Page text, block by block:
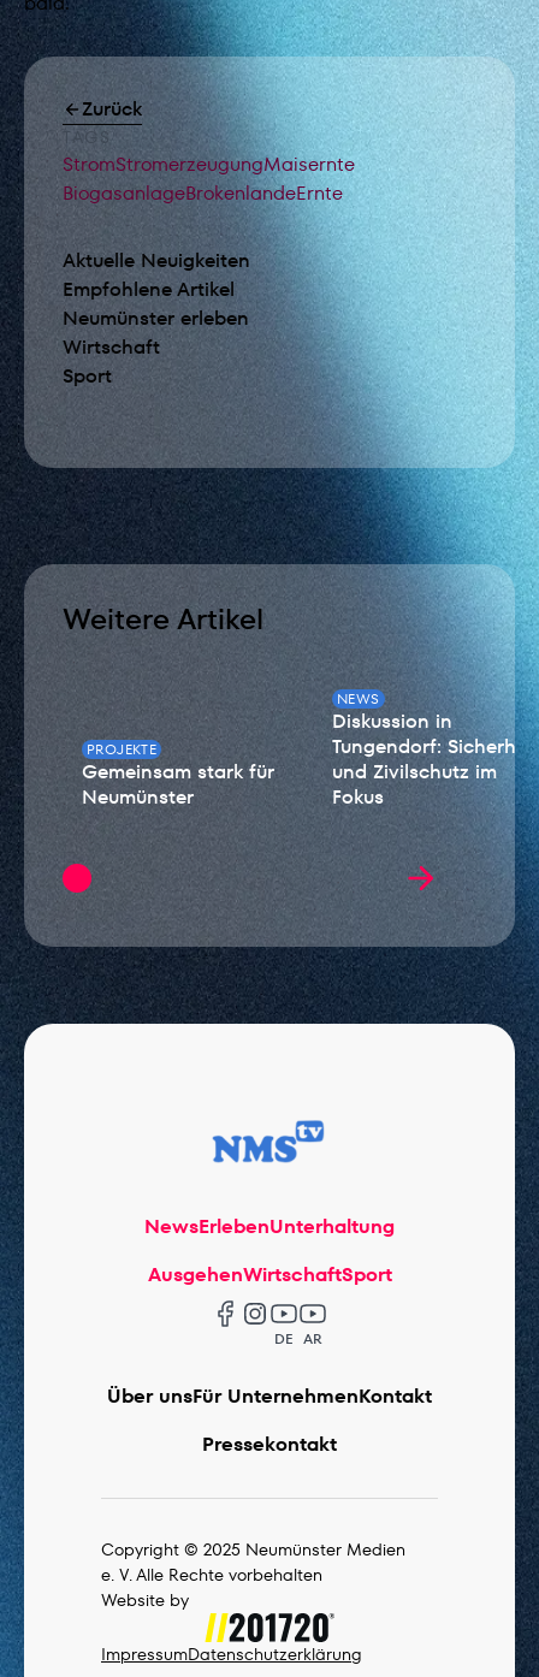
Zurück
TAGS
StromStromerzeugungMaisernte
BiogasanlageBrokenlandeErnte
Aktuelle Neuigkeiten
Empfohlene Artikel
Neumünster erleben
Wirtschaft
Sport
Weitere Artikel
PROJEKTE
Gemeinsam stark für
Neumünster
NEWS
Diskussion in
Tungendorf: Sicherheit
und Zivilschutz im
Fokus
NewsErlebenUnterhaltung
AusgehenWirtschaftSport
DE AR
Über unsFür UnternehmenKontakt
Pressekontakt
Copyright © 2025 Neumünster Medien
e. V. Alle Rechte vorbehalten
Website by
ImpressumDatenschutzerklärung